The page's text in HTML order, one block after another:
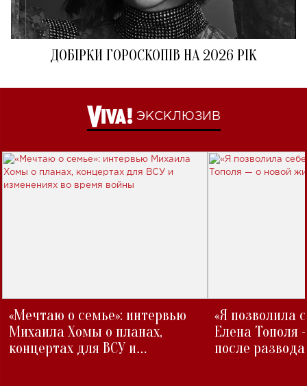
ДОБІРКИ ГОРОСКОПІВ НА 2026 РІК
ЭКСКЛЮЗИВ
«Мечтаю о семье»: интервью
Михаила Хомы о планах,
концертах для ВСУ и
«Я позволила
Елена Тополя
после развода